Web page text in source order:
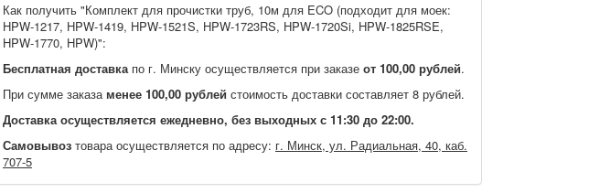
Как получить "Комплект для прочистки труб, 10м для ECO (подходит для моек:
HPW-1217, HPW-1419, HPW-1521S, HPW-1723RS, HPW-1720Si, HPW-1825RSE,
HPW-1770, HPW)":
Бесплатная доставкапо г. Минску осуществляется при заказе от 100,00 рублей.
При сумме заказа менее 100,00 рублей стоимость доставки составляет 8 рублей.
Доставка осуществляется ежедневно, без выходных с 11:30 до 22:00.
Самовывоз товара осуществляется по адресу: г. Минск, ул. Радиальная, 40, каб.
707-5